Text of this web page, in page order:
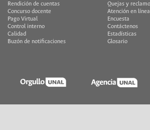
Rendición de cuentas
Concurso docente
Pago Virtual
Control interno
Calidad
Buzón de notificaciones
Quejas y
Atención en línea
Encuesta
Contáctenos
Estadísticas
Glosario